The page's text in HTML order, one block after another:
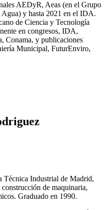
AEDyR, Aeas (en el Grupo
y hasta 2021 en el IDA.
de Ciencia y Tecnología
en congresos, IDA,
Conama, y publicaciones
Municipal, FuturEnviro,
Técnica Industrial de Madrid,
de maquinaria,
Graduado en 1990.